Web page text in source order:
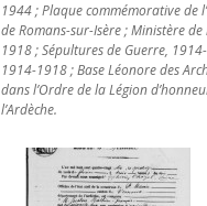
1944 ; Plaque commémorative de
de Romans-sur-Isère ; Ministère
1918 ; Sépultures de Guerre,
1914-1918 ; Base Léonore des
dans l’Ordre de la Légion
l’Ardèche.